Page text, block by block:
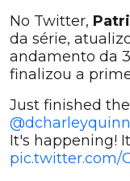
No Twitter,
da série,
andamento da
finalizou a
Just finished
@dcharleyquinn
It's happening!
pic.twitter.com/